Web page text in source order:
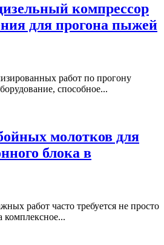
компрессор
для прогона пыжей
работ по прогону
способное...
молотков для
блока в
работ часто требуется не просто
комплексное...